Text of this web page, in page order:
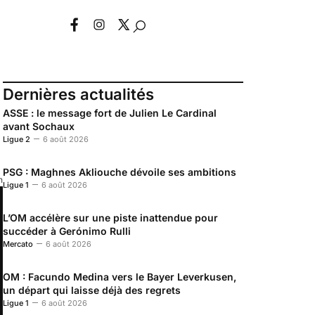
Dernières actualités
ASSE : le message fort de Julien Le Cardinal
avant Sochaux
Ligue 2 6 août 2026
PSG : Maghnes Akliouche dévoile ses ambitions
Ligue 1 6 août 2026
L’OM accélère sur une piste inattendue pour
succéder à Gerónimo Rulli
Mercato 6 août 2026
OM : Facundo Medina vers le Bayer Leverkusen,
un départ qui laisse déjà des regrets
Ligue 1 6 août 2026